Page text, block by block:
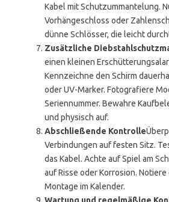
Kabel mit Schutzummantelung.
Vorhängeschloss oder
dünne Schlösser, die leicht
Zusätzliche
einen kleinen
Kennzeichne den Schirm
oder UV-Marker. Fotografiere
Seriennummer. Bewahre
und physisch auf.
Abschließende Kontrolle
Verbindungen auf festen Sitz.
das Kabel. Achte auf Spiel am
auf Risse oder Korrosion. Notiere
Montage im Kalender.